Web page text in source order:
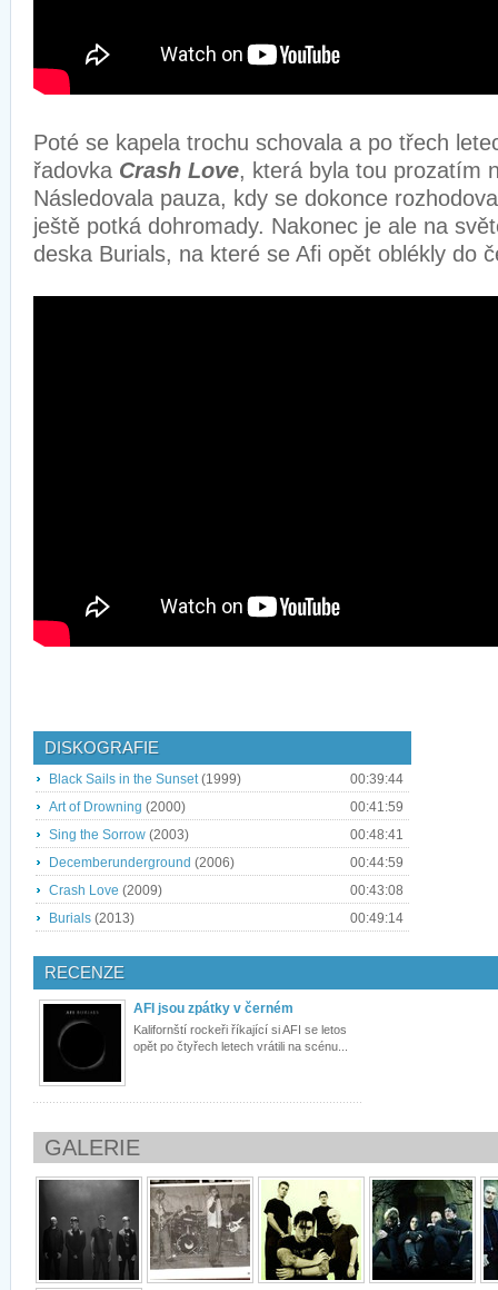
Poté se kapela trochu schovala a po třech
řadovka Crash Love, která byla tou prozatím
Následovala pauza, kdy se dokonce
ještě potká dohromady. Nakonec je ale na
deska Burials, na které se Afi opět oblékly do
DISKOGRAFIE
Black Sails in the Sunset(1999)
00:39:44
Art of Drowning (2000)
00:41:59
Sing the Sorrow (2003)
00:48:41
Decemberunderground (2006)
00:44:59
Crash Love (2009)
00:43:08
Burials (2013) 00:49:14
RECENZE
AFI jsou zpátky v černém
Kalifornští rockeři říkající si AFI se letos
opět po čtyřech letech vrátili na scénu...
GALERIE